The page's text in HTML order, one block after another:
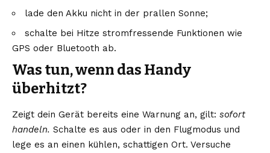
lade den Akku nicht in der prallen Sonne;
schalte bei Hitze stromfressende Funktionen wie
GPS oder Bluetooth ab.
Was tun, wenn das Handy
überhitzt?
Zeigt dein Gerät bereits eine Warnung an, gilt: sofort
handeln. Schalte es aus oder in den Flugmodus und
lege es an einen kühlen, schattigen Ort. Versuche